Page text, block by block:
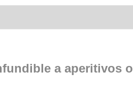
a aperitivos o